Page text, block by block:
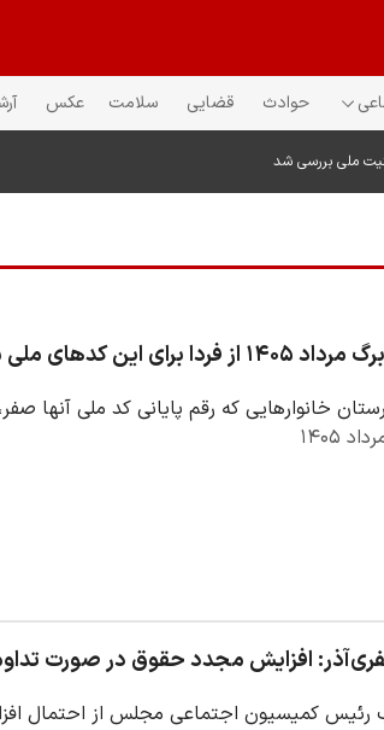
حوادث قضایی سلامت عکس
ملی بررسی شد
از فردا برای این کدهای ملی شارژ می‌شود
خانوارهایی که رقم پایانی کد ملی آنها صفر، یک و دو است، از
افزایش مجدد حقوق در صورت تداوم تورم جدی است/حداقل
رئیس کمیسیون اجتماعی مجلس از احتمال